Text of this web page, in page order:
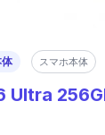
スマホ本体
Ultra